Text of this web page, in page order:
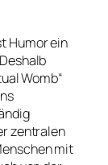
Humor ein
Womb“
zentralen
mit